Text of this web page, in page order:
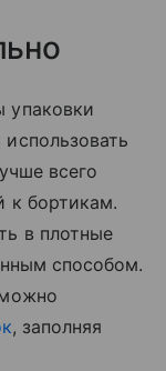
упаковки
всего
к бортикам.
в плотные
способом.
, заполняя